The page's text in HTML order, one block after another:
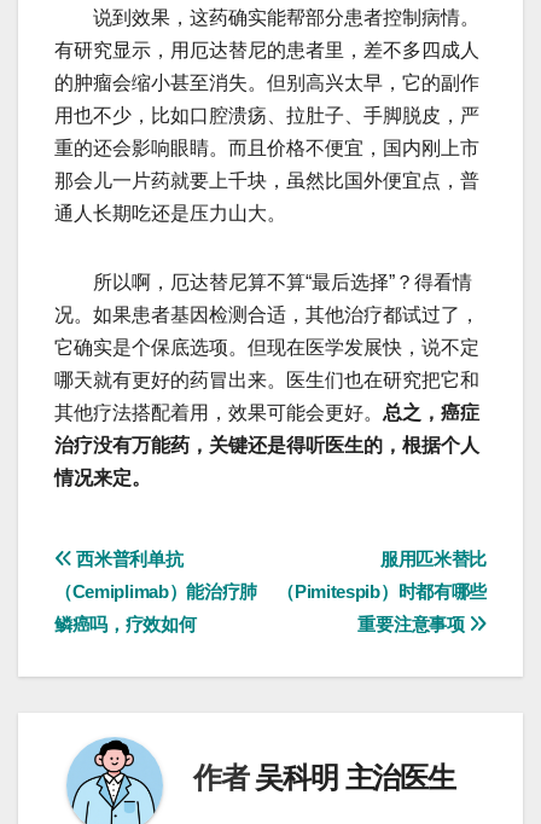
说到效果，这药确实能帮部分患者控制病情。
有研究显示，用厄达替尼的患者里，差不多四成人
的肿瘤会缩小甚至消失。但别高兴太早，它的副作
用也不少，比如口腔溃疡、拉肚子、手脚脱皮，严
重的还会影响眼睛。而且价格不便宜，国内刚上市
那会儿一片药就要上千块，虽然比国外便宜点，普
通人长期吃还是压力山大。
所以啊，厄达替尼算不算“最后选择”？得看情
况。如果患者基因检测合适，其他治疗都试过了，
它确实是个保底选项。但现在医学发展快，说不定
哪天就有更好的药冒出来。医生们也在研究把它和
其他疗法搭配着用，效果可能会更好。 总之，癌症
治疗没有万能药，关键还是得听医生的，根据个人
情况来定。
文
章
导
服用匹米替比
（Pimitespib）时都有哪些
重要注意事项
西米普利单抗
（Cemiplimab）能治疗肺
鳞癌吗，疗效如何
作者吴科明 主治医生